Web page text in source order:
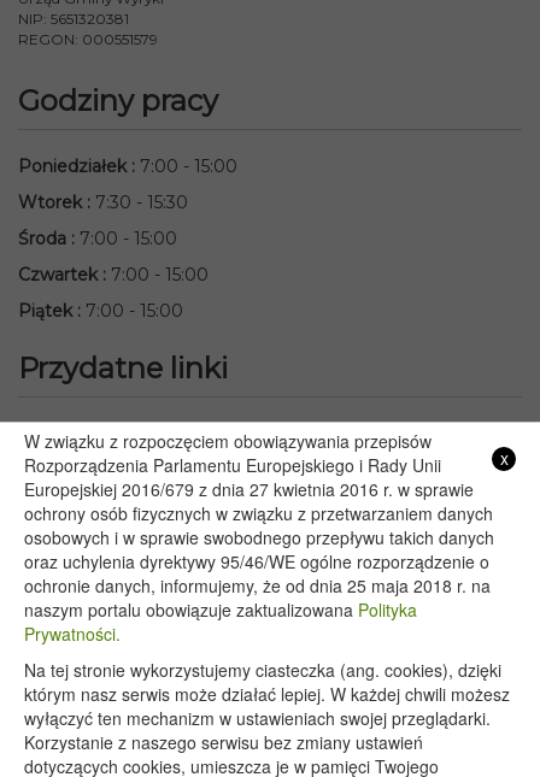
NIP: 5651320381
REGON: 000551579
Godziny pracy
Poniedziałek: 7:00 - 15:00
Wtorek: 7:30 - 15:30
Środa : 7:00 - 15:00
Czwartek: 7:00 - 15:00
Piątek: 7:00 - 15:00
Przydatne linki
Starostwo Powiatowe we Włodawie
Lubelski Urząd Wojewódzki w Lublinie
Urząd Marszałkowski Województwa Lubelskiego w Lublinie
Serwis Rzeczypospolitej Polskiej
PGE – Planowane wyłączenia prądu
Poczta E-mail
Copyright 2020@ - Urząd Gminy Wyryki
x
W związku z rozpoczęciem obowiązywania przepisów
Rozporządzenia Parlamentu Europejskiego i Rady Unii
Europejskiej 2016/679 z dnia 27 kwietnia 2016 r. w sprawie
ochrony osób fizycznych w związku z przetwarzaniem danych
osobowych i w sprawie swobodnego przepływu takich danych
oraz uchylenia dyrektywy 95/46/WE ogólne rozporządzenie o
ochronie danych, informujemy, że od dnia 25 maja 2018 r. na
naszym portalu obowiązuje zaktualizowana Polityka
Prywatności.
Na tej stronie wykorzystujemy ciasteczka (ang. cookies), dzięki
którym nasz serwis może działać lepiej. W każdej chwili możesz
wyłączyć ten mechanizm w ustawieniach swojej przeglądarki.
Korzystanie z naszego serwisu bez zmiany ustawień
dotyczących cookies, umieszcza je w pamięci Twojego